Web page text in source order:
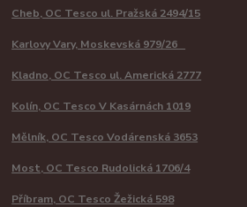
Cheb, OC Tesco ul. Pražská 2494/15
Karlovy Vary, Moskevská 979/26
Kladno, OC Tesco ul. Americká 2777
Kolín, OC Tesco V Kasárnách 1019
Mělník, OC Tesco Vodárenská 3653
Most, OC Tesco Rudolická 1706/4
Příbram, OC Tesco Žežická 598